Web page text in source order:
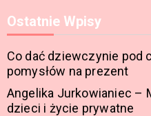
Ostatnie Wpisy
Co dać dziewczynie pod
pomysłów na prezent
Angelika Jurkowianiec –
dzieci i życie prywatne